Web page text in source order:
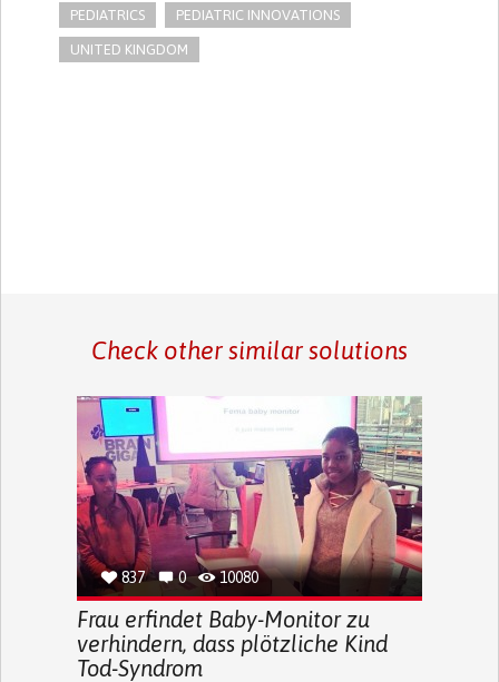
PEDIATRICS PEDIATRIC INNOVATIONS
UNITED KINGDOM
Check other similar solutions
837 0 10080
Frau erfindet Baby-Monitor zu
verhindern, dass plötzliche Kind
Tod-Syndrom